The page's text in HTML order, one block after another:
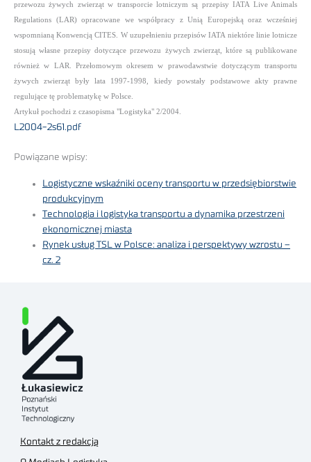
przewozu żywych zwierząt w transporcie lotniczym są przepisy IATA Live Animals
Regulations (LAR) opracowane we współpracy z Unią Europejską oraz wcześniej
wspomnianą Konwencją CITES. W uzupełnieniu przepisów IATA niektóre linie lotnicze
stosują własne przepisy dotyczące przewozu żywych zwierząt, które są publikowane
również w LAR. Przełomowym okresem w prawodawstwie dotyczącym transportu
żywych zwierząt były lata 1997-1998, kiedy powstały podstawowe akty prawne
regulujące tę problematykę w Polsce.
Artykuł pochodzi z czasopisma "Logistyka" 2/2004.
L2004-2s61.pdf
Powiązane wpisy:
Logistyczne wskaźniki oceny transportu w przedsiębiorstwie
produkcyjnym
Technologia i logistyka transportu a dynamika przestrzeni
ekonomicznej miasta
Rynek usług TSL w Polsce: analiza i perspektywy wzrostu –
cz. 2
Kontakt z redakcją